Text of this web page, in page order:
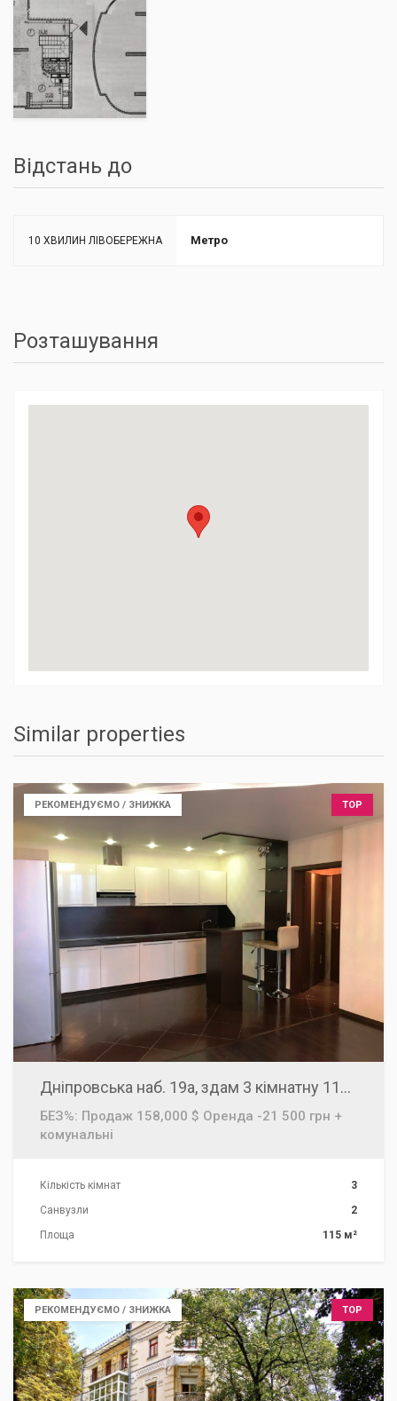
Відстань до
10 ХВИЛИН ЛІВОБЕРЕЖНА Метро
Розташування
Similar properties
РЕКОМЕНДУЄМО / ЗНИЖКА TOP
Дніпровська наб. 19а, здам 3 кімнатну 115м2, Осокорки, ТЦ Рівер Мол (River Mall)
БЕЗ%: Продаж 158,000 $ Оренда -21 500 грн +
комунальні
Кількість кімнат
3
Санвузли
2
Площа
115 м²
РЕКОМЕНДУЄМО / ЗНИЖКА TOP